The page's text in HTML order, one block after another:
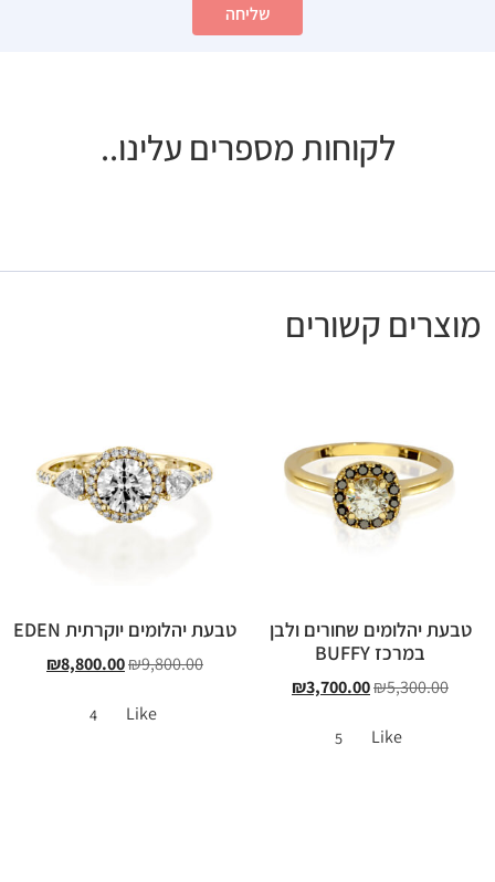
שליחה
לקוחות מספרים עלינו..
מוצרים קשורים
טבעת יהלומים שחורים ולבן
במרכז BUFFY
₪5,300.00
₪3,700.00
Like
5
טבעת יהלומים יוקרתית EDEN
₪9,800.00
₪8,800.00
Like
4